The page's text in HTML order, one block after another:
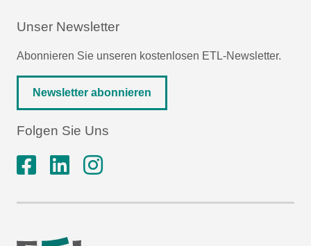
Unser Newsletter
Abonnieren Sie unseren kostenlosen ETL-Newsletter.
Newsletter abonnieren
Folgen Sie Uns